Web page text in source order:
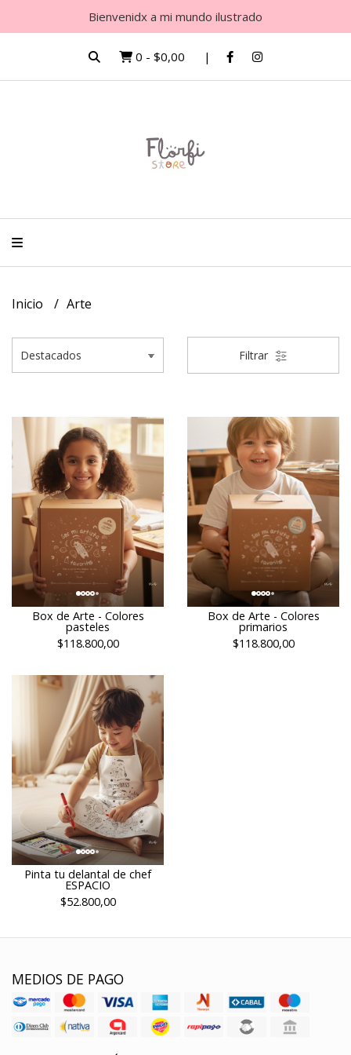
Bienvenidx a mi mundo ilustrado
0 - $0,00
Inicio Arte
Filtrar
Box de Arte - Colores
pasteles
$118.800,00
Box de Arte - Colores
primarios
$118.800,00
Pinta tu delantal de chef
ESPACIO
$52.800,00
MEDIOS DE PAGO